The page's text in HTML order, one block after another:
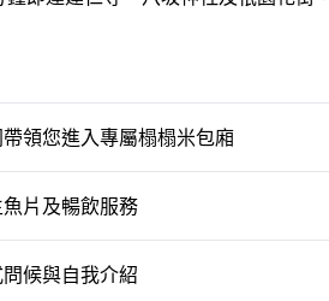
者往往要到深夜方知帳單
領您進入專屬榻榻米包廂
片及暢飲服務
候與自我介紹